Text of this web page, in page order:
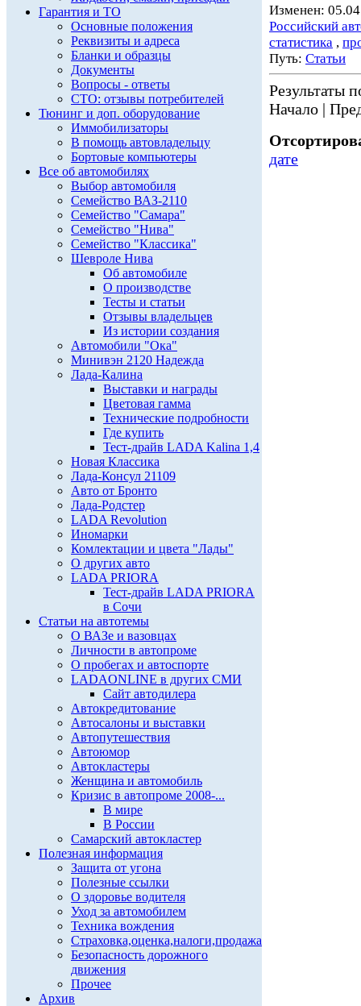
Гарантия и ТО
Основные положения
Реквизиты и адреса
Бланки и образцы
Документы
Вопросы - ответы
СТО: отзывы потребителей
Тюнинг и доп. оборудование
Иммобилизаторы
В помощь автовладельцу
Бортовые компьютеры
Все об автомобилях
Выбор автомобиля
Семейство ВАЗ-2110
Семейство "Самара"
Семейство "Нива"
Семейство "Классика"
Шевроле Нива
Об автомобиле
О производстве
Тесты и статьи
Отзывы владельцев
Из истории создания
Автомобили "Ока"
Минивэн 2120 Надежда
Лада-Калина
Выставки и награды
Цветовая гамма
Технические подробности
Где купить
Тест-драйв LADA Kalina 1,4
Новая Классика
Лада-Консул 21109
Авто от Бронто
Лада-Родстер
LADA Revolution
Иномарки
Комлектации и цвета "Лады"
О других авто
LADA PRIORA
Тест-драйв LADA PRIORA
в Сочи
Статьи на автотемы
О ВАЗе и вазовцах
Личности в автопроме
О пробегах и автоспорте
LADAONLINE в других СМИ
Сайт автодилера
Автокредитование
Автосалоны и выставки
Автопутешествия
Автоюмор
Автокластеры
Женщина и автомобиль
Кризис в автопроме 2008-...
В мире
В России
Самарский автокластер
Полезная информация
Защита от угона
Полезные ссылки
О здоровье водителя
Уход за автомобилем
Техника вождения
Страховка,оценка,налоги,продажа
Безопасность дорожного
движения
Прочее
Архив
Изменен:
Российский
статистика ,
Путь: Статьи
Результаты
Начало |
дате